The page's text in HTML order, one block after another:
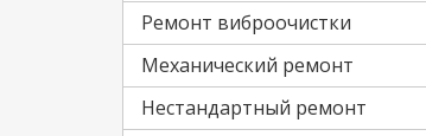
Ремонт виброочистки
Механический ремонт
Нестандартный ремонт